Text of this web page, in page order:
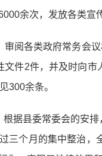
余次，发放各类
审阅各类政府常务会
件2件，并及时向
300余条。
据县委常委会的安
三个月的集中整治